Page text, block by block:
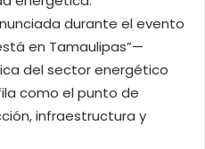
durante el evento
en Tamaulipas”—
del sector energético
como el punto de
infraestructura y